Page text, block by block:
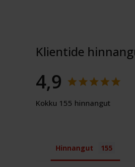
Klientide
4,9
Kokku 155 hinnangut
Hinnangut